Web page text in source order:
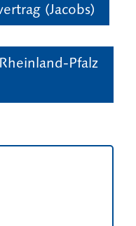
(Jacobs)
Pfalz